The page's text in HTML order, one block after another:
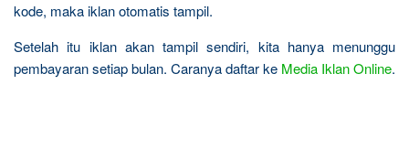
kode, maka iklan otomatis tampil.
Setelah itu iklan akan tampil sendiri, kita hanya menunggu
pembayaran setiap bulan. Caranya daftar ke Media Iklan Online.